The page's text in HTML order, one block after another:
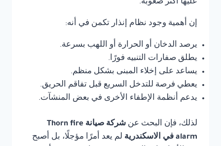
عليها أكثر صعوبة.
إن أهمية وجود نظام إنذار تكمن في أنه:
يرصد الدخان أو الحرارة أو اللهب بسرعة.
يطلق صفارات التنبيه فورًا.
يساعد على إخلاء المبنى بشكل منظم.
يعطي فرصة للتدخل السريع قبل تفاقم الحريق.
يدعم أنظمة الإطفاء الأخرى في بعض المنشآت.
لذلك، فإن البحث عن
شركة صيانة Thorn fire
alarm في الاسكندرية
لم يعد أمرًا مؤجلًا، بل أصبح